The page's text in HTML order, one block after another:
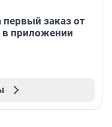
заказ от
в приложении